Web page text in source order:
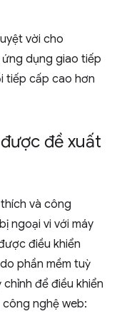
vời cho
ứng dụng giao tiếp
tiếp cấp cao hơn
đề xuất
và công
ngoại vi với máy
điều khiển
phần mềm tuỳ
để điều khiển
nghệ web: